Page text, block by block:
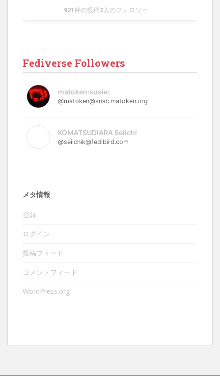
921件の投稿2人のフォロワー
Fediverse Followers
matoken:susie:
@matoken@snac.matoken.org
KOMATSUDIARA Seiichi
@seiichik@fedibird.com
メタ情報
登録
ログイン
投稿フィード
コメントフィード
WordPress.org